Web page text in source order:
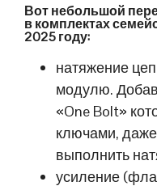
Вот небольшой
в комплектах
2025 году:
натяжение
модулю.
«One Bolt»
ключами,
выполнить
усиление